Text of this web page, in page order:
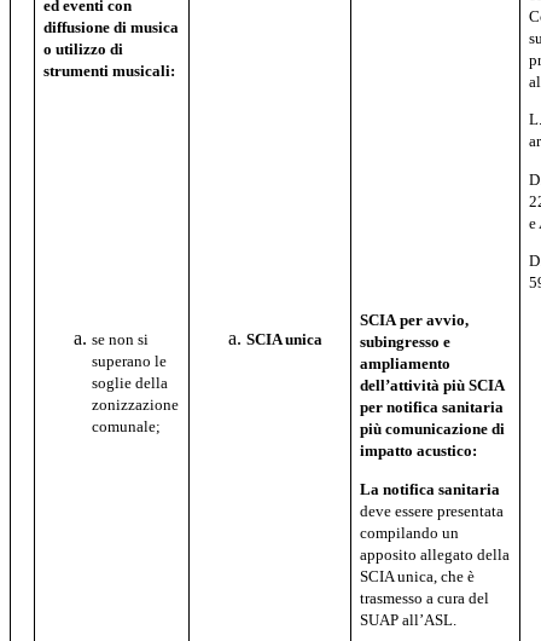
ed eventi con
diffusione di musica
o utilizzo di
strumenti musicali:
e
se non si
superano le
soglie della
zonizzazione
comunale;
SCIA unica
SCIA per avvio,
subingresso e
ampliamento
dell’attività più SCIA
per notifica sanitaria
più comunicazione di
impatto acustico:
La notifica sanitaria
deve essere presentata
compilando un
apposito allegato della
SCIA unica, che è
trasmesso a cura del
SUAP all’ASL.